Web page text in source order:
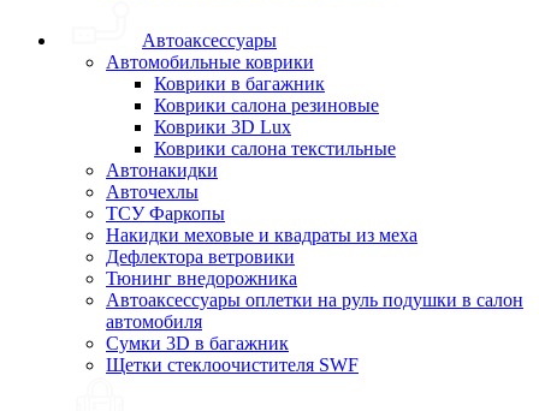
Автоаксессуары
Автомобильные коврики
Коврики в багажник
Коврики салона резиновые
Коврики 3D Lux
Коврики салона текстильные
Автонакидки
Авточехлы
ТСУ Фаркопы
Накидки меховые и квадраты из меха
Дефлектора ветровики
Тюнинг внедорожника
Автоаксессуары оплетки на руль подушки в салон
автомобиля
Сумки 3D в багажник
Щетки стеклоочистителя SWF